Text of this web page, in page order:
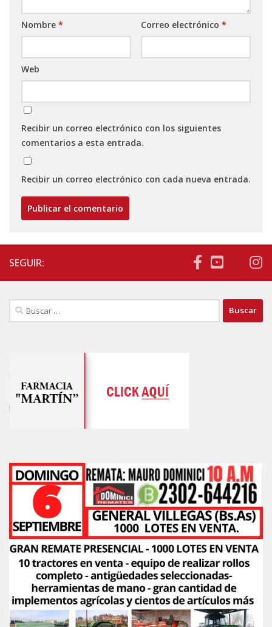
Nombre * Correo electrónico *
Web
Recibir un correo electrónico con los siguientes
comentarios a esta entrada.
Recibir un correo electrónico con cada nueva entrada.
SEGUIR:
Buscar: